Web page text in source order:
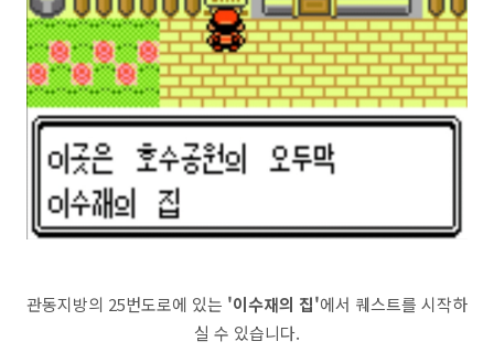
관동지방의 25번도로에 있는 '이수재의 집'에서 퀘스트를 시작하
실 수 있습니다.